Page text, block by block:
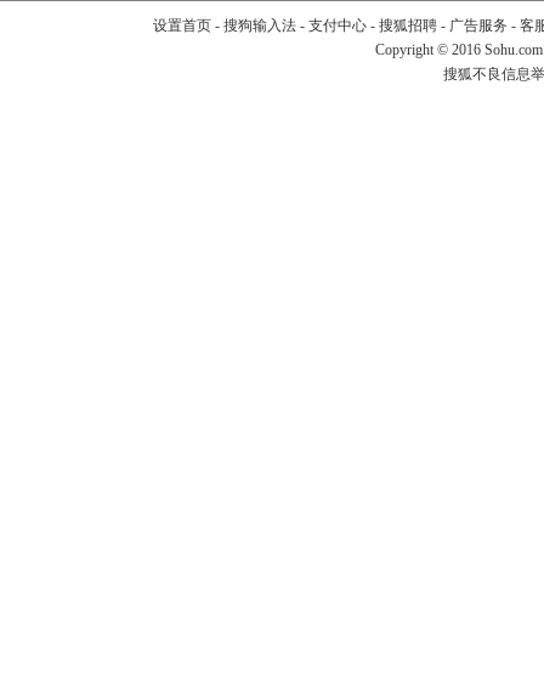
设置首页- 搜狗输入法- 支付中心- 搜狐招聘- 广告服务 - 客
Copyright © 2016
搜狐不良信息